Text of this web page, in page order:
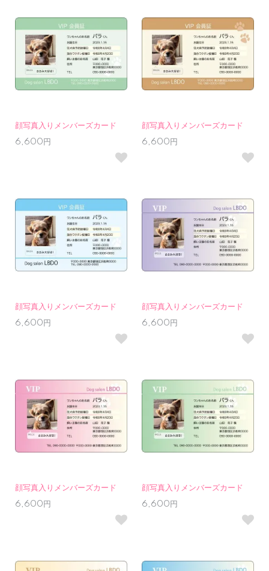
顔写真入りメンバーズカード
6,600円
顔写真入りメンバーズカード
6,600円
顔写真入りメンバーズカード
6,600円
顔写真入りメンバーズカード
6,600円
顔写真入りメンバーズカード
6,600円
顔写真入りメンバーズカード
6,600円